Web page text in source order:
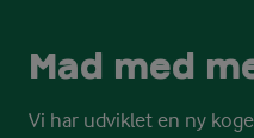
Mad med
Vi har udviklet en ny